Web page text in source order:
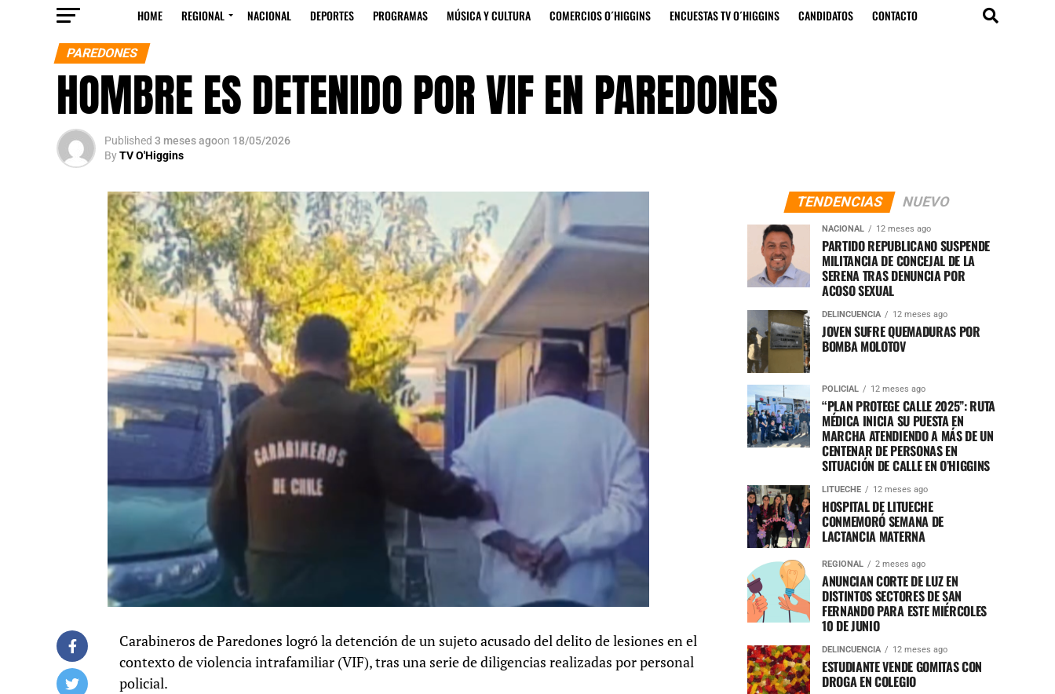
HOME REGIONAL NACIONAL DEPORTES PROGRAMAS MÚSICA Y CULTURA COMERCIOS O´HIGGINS ENCUESTAS TV O´HIGGINS CANDIDATOS CONTACTO
PAREDONES
HOMBRE ES DETENIDO POR VIF EN PAREDONES
Published 3 meses agoon 18/05/2026
ByTV O'Higgins
Carabineros de Paredones logró la detención de un sujeto acusado del delito de lesiones en el
contexto de violencia intrafamiliar (VIF), tras una serie de diligencias realizadas por personal
policial.
TENDENCIAS NUEVO
NACIONAL 12 meses ago
PARTIDO REPUBLICANO SUSPENDE
MILITANCIA DE CONCEJAL DE LA
SERENA TRAS DENUNCIA POR
ACOSO SEXUAL
DELINCUENCIA 12 meses ago
JOVEN SUFRE QUEMADURAS POR
BOMBA MOLOTOV
POLICIAL 12 meses ago
“PLAN PROTEGE CALLE 2025”: RUTA
MÉDICA INICIA SU PUESTA EN
MARCHA ATENDIENDO A MÁS DE UN
CENTENAR DE PERSONAS EN
SITUACIÓN DE CALLE EN O’HIGGINS
LITUECHE 12 meses ago
HOSPITAL DE LITUECHE
CONMEMORÓ SEMANA DE
LACTANCIA MATERNA
REGIONAL 2 meses ago
ANUNCIAN CORTE DE LUZ EN
DISTINTOS SECTORES DE SAN
FERNANDO PARA ESTE MIÉRCOLES
10 DE JUNIO
DELINCUENCIA 12 meses ago
ESTUDIANTE VENDE GOMITAS CON
DROGA EN COLEGIO